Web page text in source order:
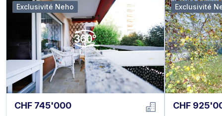
CHF 745'000
Exclusivité Neho
CHF
Exclusivité